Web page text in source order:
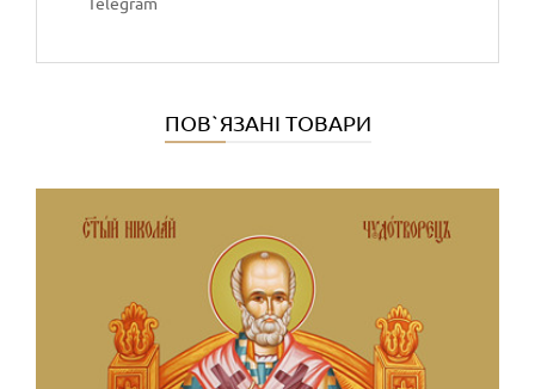
ПОВ`ЯЗАНІ ТОВАРИ